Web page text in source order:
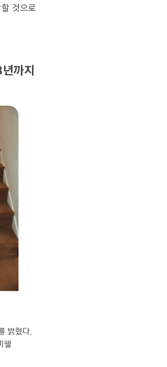
것으로
까지
밝혔다.
쉘